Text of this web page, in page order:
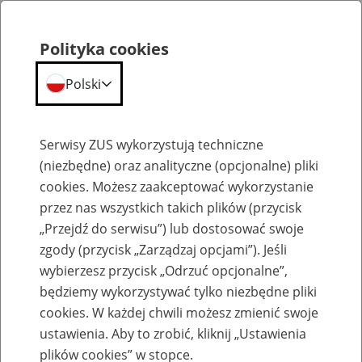
Emerytury
Baza zlikwidowanych lub
przekształconych zakładów pracy
Polityka cookies
Polski
Serwisy ZUS wykorzystują techniczne
(niezbędne) oraz analityczne (opcjonalne) pliki
cookies. Możesz zaakceptować wykorzystanie
przez nas wszystkich takich plików (przycisk
„Przejdź do serwisu”) lub dostosować swoje
zgody (przycisk „Zarządzaj opcjami”). Jeśli
wybierzesz przycisk „Odrzuć opcjonalne”,
będziemy wykorzystywać tylko niezbędne pliki
cookies. W każdej chwili możesz zmienić swoje
ustawienia. Aby to zrobić, kliknij „Ustawienia
plików cookies” w stopce.